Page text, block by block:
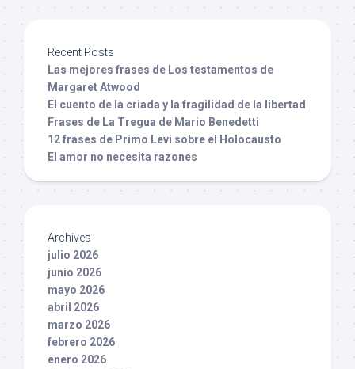
Recent Posts
Las mejores frases de Los testamentos de
Margaret Atwood
El cuento de la criada y la fragilidad de la libertad
Frases de La Tregua de Mario Benedetti
12 frases de Primo Levi sobre el Holocausto
El amor no necesita razones
Archives
julio 2026
junio 2026
mayo 2026
abril 2026
marzo 2026
febrero 2026
enero 2026